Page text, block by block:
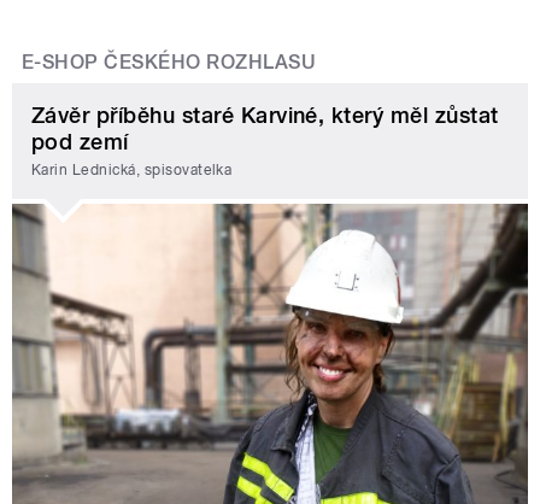
E-SHOP ČESKÉHO ROZHLASU
Závěr příběhu staré Karviné, který měl zůstat
pod zemí
Karin Lednická, spisovatelka